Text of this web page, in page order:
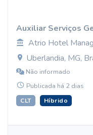
Auxiliar Serviços
Atrio Hotel
Uberlandia, MG,
Não informado
Publicada há 2 dias
CLT Híbrido